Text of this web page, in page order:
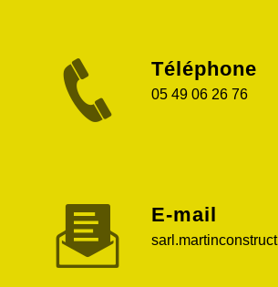
Téléphone
05 49 06 26 76
E-mail